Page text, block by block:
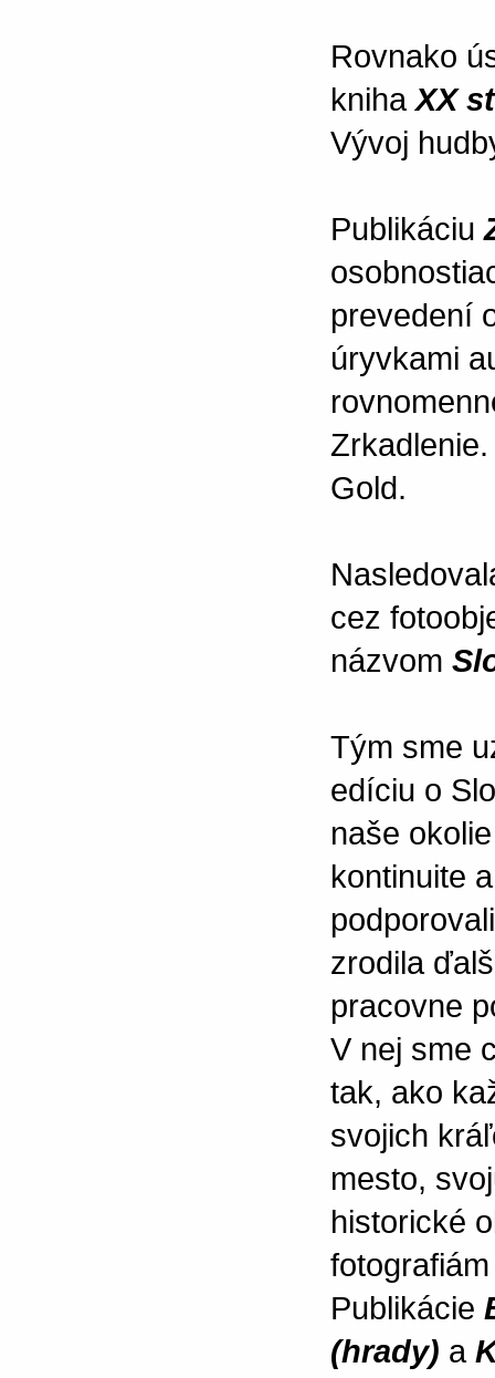
Rovnako
knihaXX
Vývoj
Publikáciu
prevedení
úryvkami
Gold.
cez
názvom
Tým sme
edíciu o
naše
kontinuite
zrodila
pracovne
V nej sme
tak, ako
svojich
mesto,
historické
Publikácie
(hrady) a